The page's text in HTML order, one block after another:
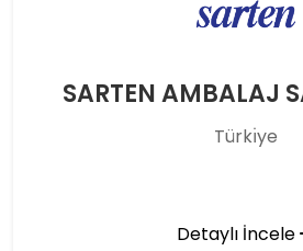
Türkı̇ye
Detaylı İncele